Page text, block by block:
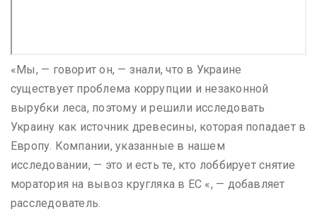
«Мы, — говорит он, — знали, что в Украине
существует проблема коррупции и незаконной
вырубки леса, поэтому и решили исследовать
Украину как источник древесины, которая попадает в
Европу. Компании, указанные в нашем
исследовании, — это и есть те, кто лоббирует снятие
моратория на вывоз кругляка в ЕС «, — добавляет
расследователь.